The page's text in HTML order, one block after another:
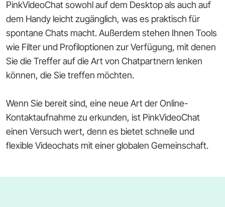
PinkVideoChat sowohl auf dem Desktop als auch auf
dem Handy leicht zugänglich, was es praktisch für
spontane Chats macht. Außerdem stehen Ihnen Tools
wie Filter und Profiloptionen zur Verfügung, mit denen
Sie die Treffer auf die Art von Chatpartnern lenken
können, die Sie treffen möchten.
Wenn Sie bereit sind, eine neue Art der Online-
Kontaktaufnahme zu erkunden, ist PinkVideoChat
einen Versuch wert, denn es bietet schnelle und
flexible Videochats mit einer globalen Gemeinschaft.